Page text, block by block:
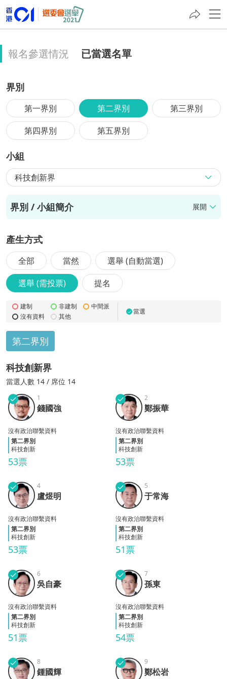
報名參選情況 已當選名單
界別
第一界別 第二界別
第三界別
第四界別
第五界別
小組
科技創新界
界別 / 小組簡介 展開
產生方式
全部 當然
選舉 (自動當選)
選舉 (需投票)
提名
建制 非建制
中間派
沒有資料
其他
✓ 當選
第二界別
科技創新界
當選人數 14 / 席位 14
錢國
強
✓
53票
1
錢國強
沒有政治聯繫資料
第二界別
科技創新
鄭振
華
✓
53票
2
鄭振華
沒有政治聯繫資料
第二界別
科技創新
盧煜
明
✓
53票
4
盧煜明
沒有政治聯繫資料
第二界別
科技創新
于常
海
✓
51票
5
于常海
沒有政治聯繫資料
第二界別
科技創新
吳自
豪
✓
51票
6
吳自豪
沒有政治聯繫資料
第二界別
科技創新
孫東
✓
54票
7
孫東
沒有政治聯繫資料
第二界別
科技創新
鍾國
✓ 8
鍾國輝
鄭松
✓ 9
鄭松岩